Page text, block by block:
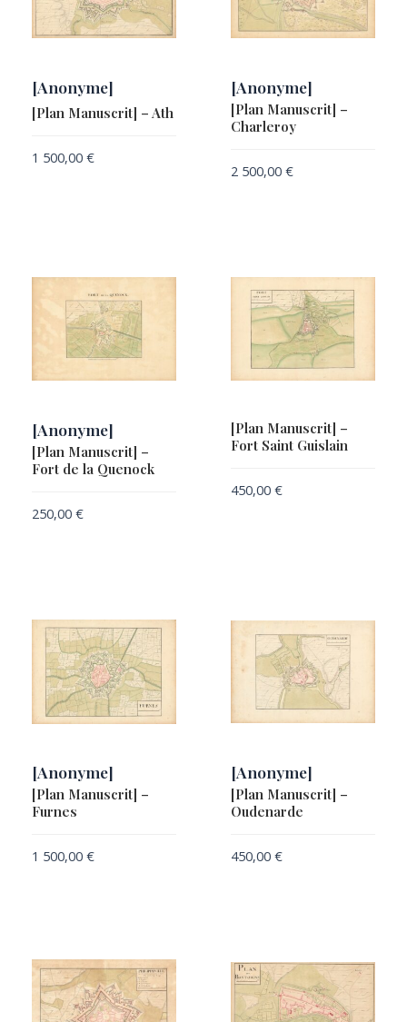
[Anonyme]
[Plan Manuscrit] – Ath
1 500,00 €
[Anonyme]
[Plan Manuscrit] –
Charleroy
2 500,00 €
[Anonyme]
[Plan Manuscrit] –
Fort de la Quenock
250,00 €
[Plan Manuscrit] –
Fort Saint Guislain
450,00 €
[Anonyme]
[Plan Manuscrit] –
Furnes
1 500,00 €
[Anonyme]
[Plan Manuscrit] –
Oudenarde
450,00 €